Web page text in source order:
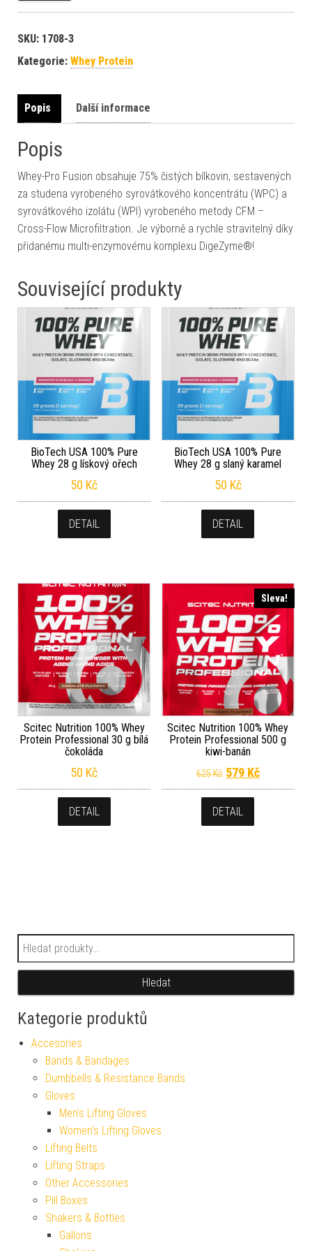
SKU: 1708-3
Kategorie: Whey Protein
Popis Další informace
Popis
Whey-Pro Fusion obsahuje 75% čistých bílkovin, sestavených
za studena vyrobeného syrovátkového koncentrátu (WPC) a
syrovátkového izolátu (WPI) vyrobeného metody CFM –
Cross-Flow Microfiltration. Je výborně a rychle stravitelný díky
přidanému multi-enzymovému komplexu DigeZyme®!
Související produkty
BioTech USA 100% Pure
Whey 28 g lískový ořech
50 Kč
DETAIL
BioTech USA 100% Pure
Whey 28 g slaný karamel
50 Kč
DETAIL
Scitec Nutrition 100% Whey
Protein Professional 30 g bílá
čokoláda
50 Kč
DETAIL
Sleva!
Scitec Nutrition 100% Whey
Protein Professional 500 g
kiwi-banán
625Kč Původní cena
579 KčAktuální
DETAIL
Hledat:
Hledat
Kategorie produktů
Accesories
Bands & Bandages
Dumbbells & Resistance Bands
Gloves
Men's Lifting Gloves
Women's Lifting Gloves
Lifting Belts
Lifting Straps
Other Accessories
Pill Boxes
Shakers & Bottles
Gallons